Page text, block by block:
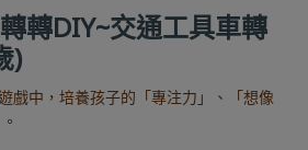
轉DIY~交通工具車轉
)
戲中，培養孩子的「專注力」、「想像